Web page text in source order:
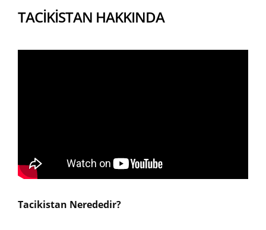
TACİKİSTAN HAKKINDA
Tacikistan Nerededir?